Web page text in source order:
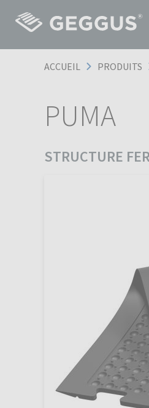
ACCUEIL PRODUITS
PUMA
STRUCTURE